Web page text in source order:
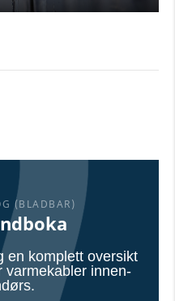
(BLADBAR)
en komplett oversikt
varmekabler innen-